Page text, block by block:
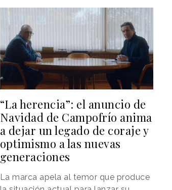
“La herencia”: el anuncio de
Navidad de Campofrío anima
a dejar un legado de coraje y
optimismo a las nuevas
generaciones
La marca apela al temor que produce